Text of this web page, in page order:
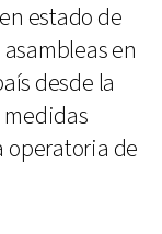
estado de
en
desde la
medidas
operatoria de